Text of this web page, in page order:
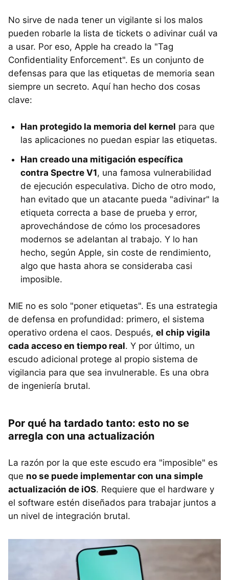
No sirve de nada tener un vigilante si los malos
pueden robarle la lista de tickets o adivinar cuál va
a usar. Por eso, Apple ha creado la "Tag
Confidentiality Enforcement". Es un conjunto de
defensas para que las etiquetas de memoria sean
siempre un secreto. Aquí han hecho dos cosas
clave:
Han protegido la memoria del kernel para que
las aplicaciones no puedan espiar las etiquetas.
Han creado una mitigación específica
contra Spectre V1, una famosa vulnerabilidad
de ejecución especulativa. Dicho de otro modo,
han evitado que un atacante pueda "adivinar" la
etiqueta correcta a base de prueba y error,
aprovechándose de cómo los procesadores
modernos se adelantan al trabajo. Y lo han
hecho, según Apple, sin coste de rendimiento,
algo que hasta ahora se consideraba casi
imposible.
MIE no es solo "poner etiquetas". Es una estrategia
de defensa en profundidad: primero, el sistema
operativo ordena el caos. Después, el chip vigila
cada acceso en tiempo real. Y por último, un
escudo adicional protege al propio sistema de
vigilancia para que sea invulnerable. Es una obra
de ingeniería brutal.
Por qué ha tardado tanto: esto no se
arregla con una actualización
La razón por la que este escudo era "imposible" es
que no se puede implementar con una simple
actualización de iOS. Requiere que el hardware y
el software estén diseñados para trabajar juntos a
un nivel de integración brutal.